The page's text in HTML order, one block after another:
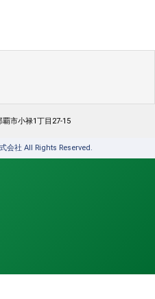
覇市小禄1丁目27-15
会社 All Rights Reserved.